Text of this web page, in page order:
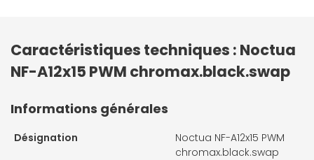
Caractéristiques techniques : Noctua
NF-A12x15 PWM chromax.black.swap
Informations générales
Désignation
Noctua NF-A12x15 PWM
chromax.black.swap